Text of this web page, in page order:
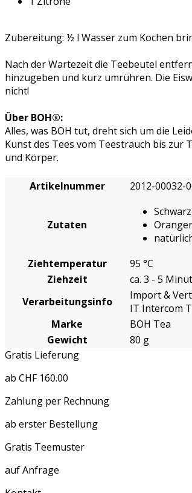
Zubereitung: ½ l Wasser zum Kochen
Nach der Wartezeit die Teebeutel
hinzugeben und kurz umrühren. Die
nicht!
Über BOH®:
Alles, was BOH tut, dreht sich um die
Kunst des Tees vom Teestrauch bis zur
und Körper.
Artikelnummer 2012-00032-
Zutaten
Ziehtemperatur
95 °C
Ziehzeit
ca. 3 - 5
Verarbeitungsinfo
Import &
IT Intercom
Marke
BOH Tea
Gewicht
80 g
Gratis Lieferung
ab CHF 160.00
Zahlung per Rechnung
ab erster Bestellung
Gratis Teemuster
auf Anfrage